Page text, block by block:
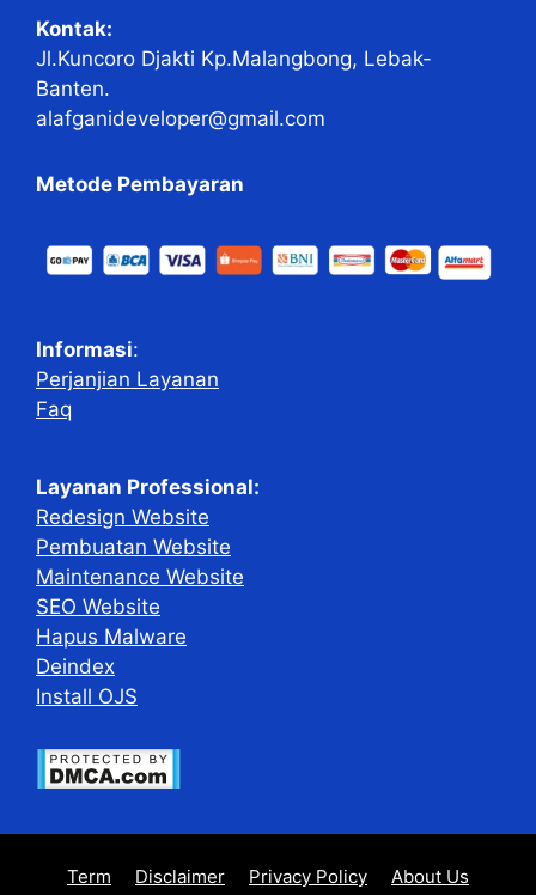
Kontak:
Jl.Kuncoro Djakti Kp.Malangbong, Lebak-
Banten.
alafganideveloper@gmail.com
Metode Pembayaran
Informasi:
Perjanjian Layanan
Faq
Layanan Professional:
Redesign Website
Pembuatan Website
Maintenance Website
SEO Website
Hapus Malware
Deindex
Install OJS
Term Disclaimer Privacy Policy About Us